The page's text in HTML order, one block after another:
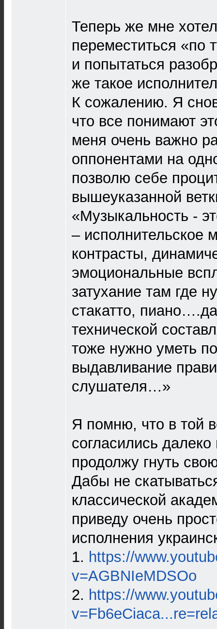
Теперь же мне
переместиться «по
и попытаться
же такое
К сожалению. Я
что все понимают
меня очень важно
оппонентами на
позволю себе
вышеуказанной
«Музыкальность -
– исполнительское
контрасты,
эмоциональные
затухание там где
стакатто,
технической
тоже нужно уметь
выдавливание
слушателя…»
Я помню, что в той
согласились
продолжу гнуть
Дабы не
классической
приведу очень
исполнения
1. https://
v=AGBNIeMDSOo
2. https://